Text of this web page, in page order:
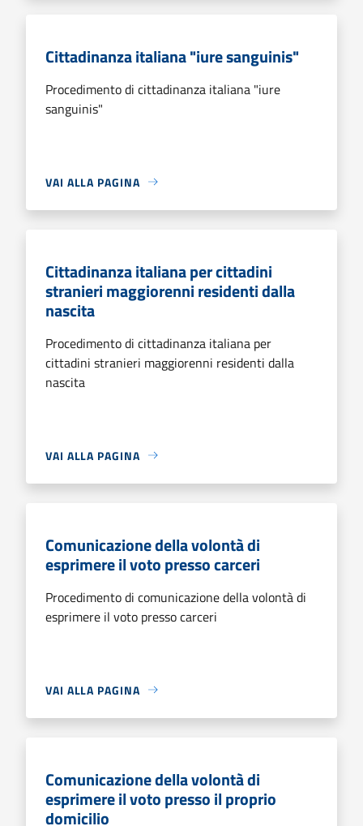
Cittadinanza italiana "iure sanguinis"
Procedimento di cittadinanza italiana "iure
sanguinis"
VAI ALLA PAGINA
Cittadinanza italiana per cittadini
stranieri maggiorenni residenti dalla
nascita
Procedimento di cittadinanza italiana per
cittadini stranieri maggiorenni residenti dalla
nascita
VAI ALLA PAGINA
Comunicazione della volontà di
esprimere il voto presso carceri
Procedimento di comunicazione della volontà di
esprimere il voto presso carceri
VAI ALLA PAGINA
Comunicazione della volontà di
esprimere il voto presso il proprio
domicilio